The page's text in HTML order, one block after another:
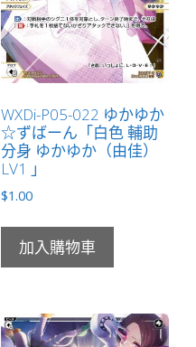
WXDi-P05-022 ゆかゆか
☆ずばーん「白色 輔助
分身 ゆかゆか（由佳）
LV1 」
$1.00
加入購物車